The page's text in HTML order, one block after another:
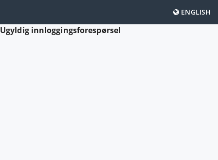
ENGLISH
Ugyldig innloggingsforespørsel